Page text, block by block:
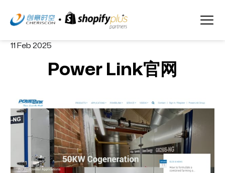
11 Feb 2025
Power Link官网